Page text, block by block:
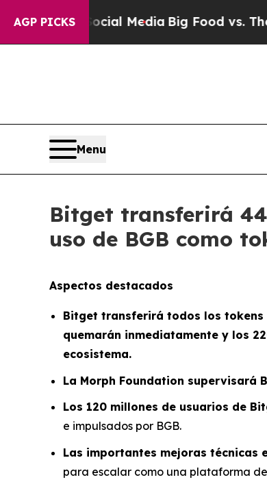
AGP PICKS
Media Big Food vs. The People.
Menu
Bitget transferirá
uso de BGB como
Aspectos destacados
Bitget transferirá todos los tokens
quemarán inmediatamente y los
ecosistema.
La Morph Foundation supervisará
Los 120 millones de usuarios de
e impulsados por BGB.
Las importantes mejoras técnicas
para escalar como una plataforma